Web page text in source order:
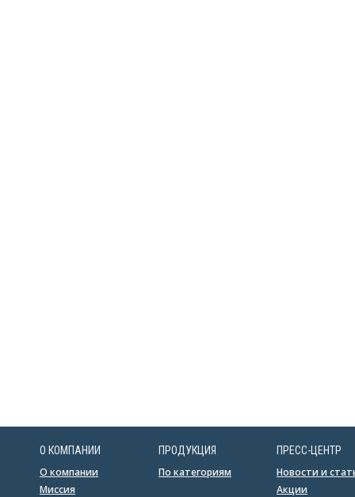
О КОМПАНИИ
О компании
Миссия
ПРОДУКЦИЯ
По категориям
ПРЕСС-ЦЕНТР
Новости и
Акции